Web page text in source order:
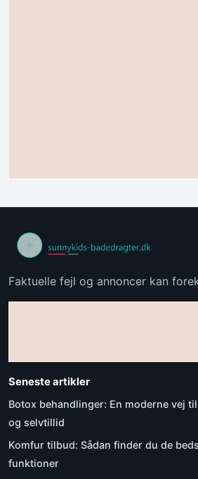
Faktuelle fejl og annoncer kan
Seneste artikler
Botox behandlinger: En moderne vej
og selvtillid
Komfur tilbud: Sådan finder du de
funktioner